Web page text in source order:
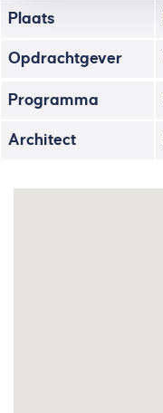
Plaats
Opdrachtgever
Programma
Architect